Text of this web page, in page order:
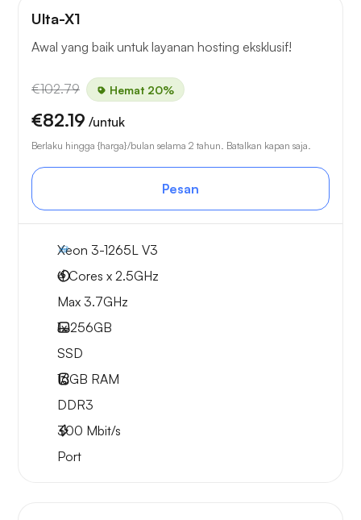
Ulta-X1
Awal yang baik untuk layanan hosting eksklusif!
€102.79 Hemat 20%
€82.19 /untuk
Berlaku hingga {harga}/bulan selama 2 tahun. Batalkan kapan saja.
Pesan
Xeon 3-1265L V3
4 Cores x 2.5GHz
Max 3.7GHz
1x256GB
SSD
16GB RAM
DDR3
300 Mbit/s
Port